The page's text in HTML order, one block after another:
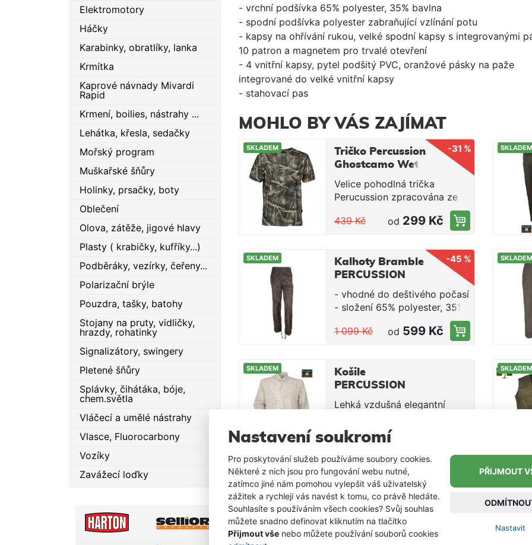
Nastavení soukromí
Pro poskytování služeb používáme soubory cookies.
Některé z nich jsou pro fungování webu nutné,
zatímco jiné nám pomohou vylepšit váš uživatelský
zážitek a rychleji vás navést k tomu, co právě hledáte.
Souhlasíte s používáním všech cookies? Svůj souhlas
můžete snadno definovat kliknutím na tlačítko
Přijmout vše nebo můžete používání souborů cookies
PŘIJMOUT
Nastavit
Elektromotory
Háčky
Karabinky, obratlíky, lanka
Krmítka
Kaprové návnady Mivardi
Rapid
Krmení, boilies, nástrahy ...
Lehátka, křesla, sedačky
Mořský program
Muškařské šňůry
Holinky, prsačky, boty
Oblečení
Olova, zátěže, jigové hlavy
Plasty ( krabičky, kufříky...)
Podběráky, vezírky, čeřeny...
Polarizační brýle
Pouzdra, tašky, batohy
Stojany na pruty, vidličky,
hrazdy, rohatinky
Signalizátory, swingery
Pletené šňůry
Splávky, čihátáka, bóje,
chem.světla
Vláčecí a umělé nástrahy
Vlasce, Fluorocarbony
Vozíky
Zavážecí loďky
- vrchní podšívka 65% polyester, 35% bavlna
- spodní podšívka polyester zabraňující vzlínání potu
- kapsy na ohřívání rukou, velké spodní kapsy s integrovanými
10 patron a magnetem pro trvalé otevření
- 4 vnitřní kapsy, pytel podšitý PVC, oranžové pásky na paže
integrované do velké vnitřní kapsy
- stahovací pas
MOHLO BY VÁS ZAJÍMAT
SKLADEM -31 %
Tričko Percussion
Ghostcamo Wet
Velice pohodlná trička
Perucussion zpracována ze
100% prodyšného polyesteru
Honeycomb.
439 Kč od 299 Kč
SKLADEM
SKLADEM -45 %
Kalhoty Bramble
PERCUSSION
- vhodné do deštivého počasí
- složení 65% polyester, 35%
bavlna pokrytá vodotěsným
PVC - 6 kapes, neklouzavý
1 099 Kč od 599 Kč
SKLADEM
SKLADEM
Košile
PERCUSSION
Lehká vzdušná elegantní
tradiční lovecké značky
PERCUSSION, která zaujme
pohledem a zpracováním.
Košile je velice pohodlná a
vhodná pro každodenní
nošení.- složení 100% bavlna-
dvě kapsičky
od
SKLADEM